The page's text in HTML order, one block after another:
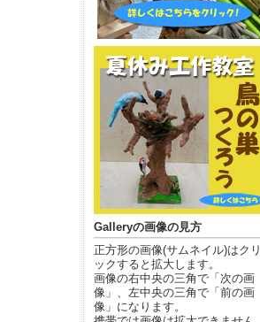
Galleryの画像の見方
正方形の画像(サムネイル)はクリ
ックすると拡大します。
画像の右中央の三角で「次の画
像」、左中央の三角で「前の画
像」になります。